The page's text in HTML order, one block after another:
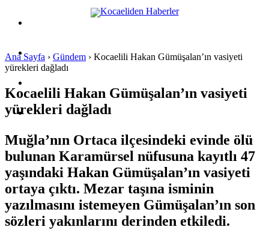
SPOR
SAĞLIK
Ana Sayfa › Gündem › Kocaelili Hakan Gümüşalan’ın vasiyeti
yürekleri dağladı
Kocaelili Hakan Gümüşalan’ın vasiyeti
yürekleri dağladı
Muğla’nın Ortaca ilçesindeki evinde ölü
bulunan Karamürsel nüfusuna kayıtlı 47
yaşındaki Hakan Gümüşalan’ın vasiyeti
ortaya çıktı. Mezar taşına isminin
yazılmasını istemeyen Gümüşalan’ın son
sözleri yakınlarını derinden etkiledi.